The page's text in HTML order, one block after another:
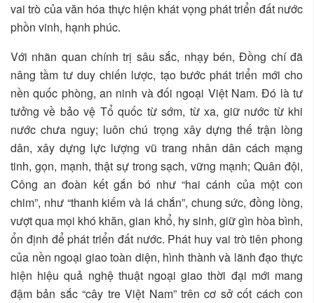
vai trò của văn hóa thực hiện khát vọng phát triển đất nước
phồn vinh, hạnh phúc.
Với nhãn quan chính trị sâu sắc, nhạy bén, Đồng chí đã
nâng tầm tư duy chiến lược, tạo bước phát triển mới cho
nền quốc phòng, an ninh và đối ngoại Việt Nam. Đó là tư
tưởng về bảo vệ Tổ quốc từ sớm, từ xa, giữ nước từ khi
nước chưa nguy; luôn chú trọng xây dựng thế trận lòng
dân, xây dựng lực lượng vũ trang nhân dân cách mạng
tinh, gọn, mạnh, thật sự trong sạch, vững mạnh; Quân đội,
Công an đoàn kết gắn bó như “hai cánh của một con
chim”, như “thanh kiếm và lá chắn”, chung sức, đồng lòng,
vượt qua mọi khó khăn, gian khổ, hy sinh, giữ gìn hòa bình,
ổn định để phát triển đất nước. Phát huy vai trò tiên phong
của nền ngoại giao toàn diện, hình thành và lãnh đạo thực
hiện hiệu quả nghệ thuật ngoại giao thời đại mới mang
đậm bản sắc “cây tre Việt Nam” trên cơ sở cốt cách con